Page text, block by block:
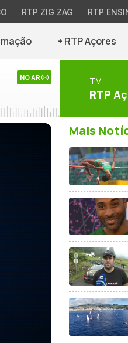
RTP ZIG ZAG RTP
+ RTP Açores
NO AR TV
RTP
Mais